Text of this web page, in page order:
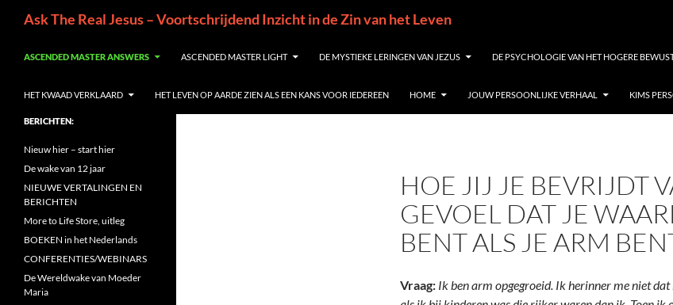
inhoud
Ask The Real Jesus – Voortschrijdend Inzicht in de Zin van het Leven
ASCENDED MASTER ANSWERS ASCENDED MASTER LIGHT DE MYSTIEKE LERINGEN VAN JEZUS DE PSYCHOLOGIE VAN HET HOGERE
HET KWAAD VERKLAARD HET LEVEN OP AARDE ZIEN ALS EEN KANS VOOR IEDEREEN HOME JOUW PERSOONLIJKE VERHAAL KIMS
HOE JIJ JE BEVRIJDT
GEVOEL DAT JE
BENT ALS JE ARM
Vraag: Ik ben arm opgegroeid. Ik herinner me niet
BERICHTEN:
Nieuw hier – start hier
De wake van 12 jaar
NIEUWE VERTALINGEN EN
BERICHTEN
More to Life Store, uitleg
BOEKEN in het Nederlands
CONFERENTIES/WEBINARS
De Wereldwake van Moeder
Maria